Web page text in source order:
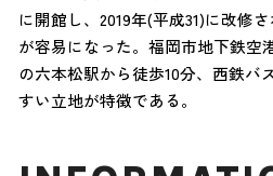
に開館し、2019年(平成31)に改修
が容易になった。福岡市地下鉄空
の六本松駅から徒歩10分、西鉄バ
すい立地が特徴である。